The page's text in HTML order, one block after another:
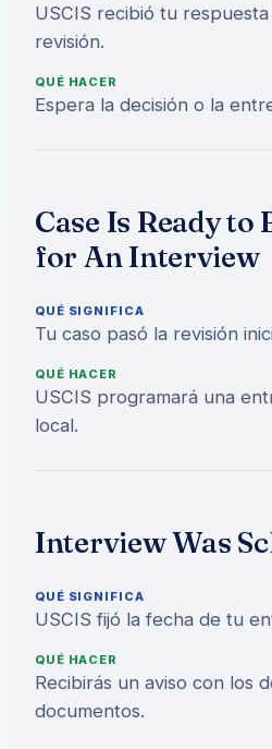
USCIS recibió tu
revisión.
QUÉ HACER
Espera la decisión o la
Case Is Ready to
for An Interview
QUÉ SIGNIFICA
Tu caso pasó la revisión
QUÉ HACER
USCIS programará una
local.
Interview Was
QUÉ SIGNIFICA
USCIS fijó la fecha de tu
QUÉ HACER
Recibirás un aviso con los
documentos.